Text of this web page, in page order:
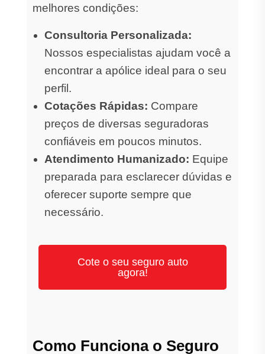
melhores condições:
Consultoria Personalizada:
Nossos especialistas ajudam você a
encontrar a apólice ideal para o seu
perfil.
Cotações Rápidas: Compare
preços de diversas seguradoras
confiáveis em poucos minutos.
Atendimento Humanizado: Equipe
preparada para esclarecer dúvidas e
oferecer suporte sempre que
necessário.
Cote o seu seguro auto
agora!
Como Funciona o Seguro